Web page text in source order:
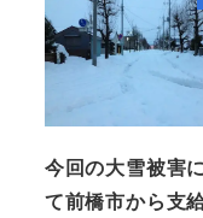
今回の大雪被害
て前橋市から支